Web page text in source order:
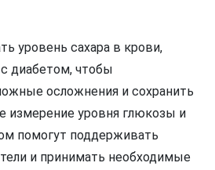
уровень сахара в крови,
диабетом, чтобы
осложнения и сохранить
измерение уровня глюкозы и
помогут поддерживать
и принимать необходимые